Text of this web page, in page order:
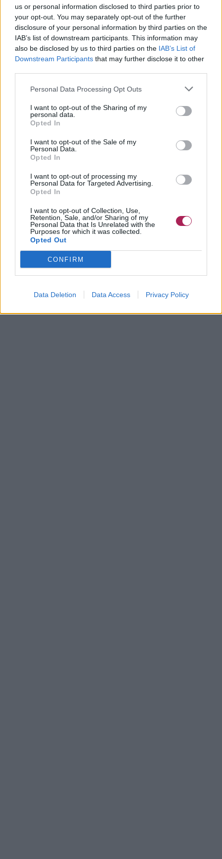
us or personal information disclosed to third parties prior to
your opt-out. You may separately opt-out of the further
disclosure of your personal information by third parties on the
IAB’s list of downstream participants. This information may
also be disclosed by us to third parties on the IAB’s List of
Downstream Participants that may further disclose it to other
Personal Data Processing Opt Outs
I want to opt-out of the Sharing of my
personal data.
Opted In
I want to opt-out of the Sale of my
Personal Data.
Opted In
I want to opt-out of processing my
Personal Data for Targeted Advertising.
Opted In
I want to opt-out of Collection, Use,
Retention, Sale, and/or Sharing of my
Personal Data that Is Unrelated with the
Purposes for which it was collected.
Opted Out
CONFIRM
Data Deletion Data Access Privacy Policy